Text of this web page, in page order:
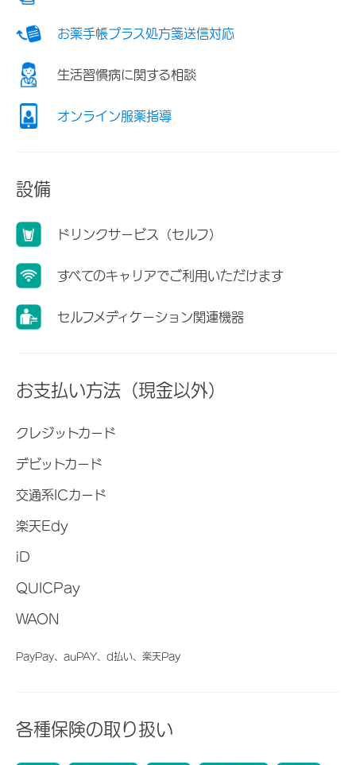
お薬手帳プラス処方箋送信対応
生活習慣病に関する相談
オンライン服薬指導
設備
ドリンクサービス（セルフ）
すべてのキャリアでご利用いただけます
セルフメディケーション関連機器
お支払い方法（現金以外）
クレジットカード
デビットカード
交通系ICカード
楽天Edy
iD
QUICPay
WAON
PayPay、auPAY、d払い、楽天Pay
各種保険の取り扱い